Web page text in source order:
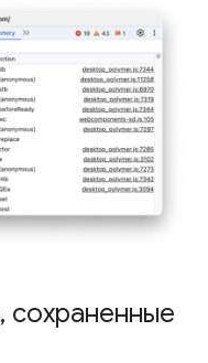
, сохраненные